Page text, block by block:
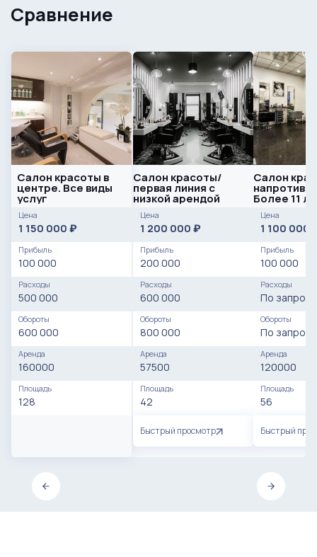
Сравнение
Салон красоты в
центре. Все виды
услуг
Цена
1 150 000 ₽
Прибыль
100 000
Расходы
500 000
Обороты
600 000
Аренда
160000
Площадь
128
Салон красоты/
первая линия с
низкой арендой
Цена
1 200 000 ₽
Прибыль
200 000
Расходы
600 000
Обороты
800 000
Аренда
57500
Площадь
42
Быстрый просмотр
Салон
напротив
Более 11
Цена
1 100 000
Прибыль
100 000
Расходы
По запросу
Обороты
По запросу
Аренда
120000
Площадь
56
Быстрый